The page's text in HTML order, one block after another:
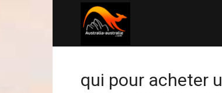
qui pour acheter